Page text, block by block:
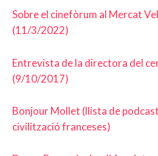
Sobre el cinefòrum al Mercat
(11/3/2022)
Entrevista de la directora del
(9/10/2017)
Bonjour Mollet (llista de
civilització franceses)